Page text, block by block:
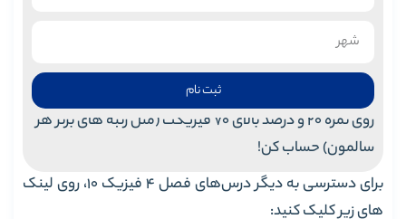
ثبت نام
روی نمره 20 و درصد بالای 70 فیزیکت (مثل رتبه های برتر هر
سالمون) حساب کن!
برای دسترسی به دیگر درس‌های فصل 4 فیزیک 10، روی لینک
های زیر کلیک کنید: